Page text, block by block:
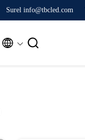
Surel info@tbcled.com
 